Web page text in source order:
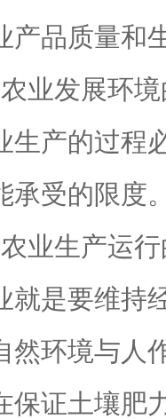
产品质量和
发展环境
生产的过程
承受的限度。
生产运行
就是要维持
然环境与人
保证土壤肥